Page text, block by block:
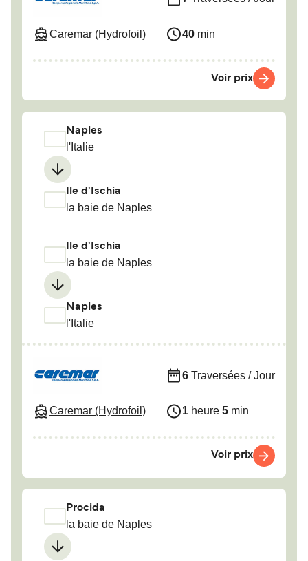
Caremar (Hydrofoil) 40 min
Voir prix
Naples
l'Italie
Ile d'Ischia
la baie de Naples
Ile d'Ischia
la baie de Naples
Naples
l'Italie
Caremar (Hydrofoil)
6 Traversées / Jour
1 heure 5 min
Voir prix
Procida
la baie de Naples